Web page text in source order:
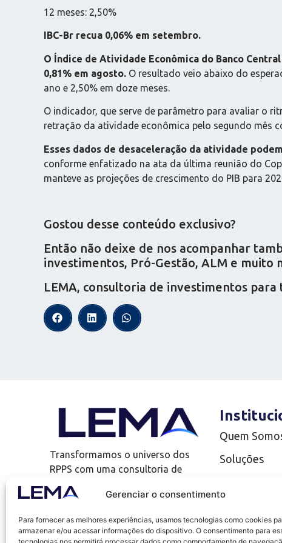
Gerenciar o consentimento
Para fornecer as melhores experiências, usamos tecnologias como cookies
armazenar e/ou acessar informações do dispositivo. O consentimento para
12 meses: 2,50%
IBC-Br recua 0,06% em setembro.
O Índice de Atividade Econômica do Banco
0,81% em agosto. O resultado veio abaixo do
ano e 2,50% em doze meses.
O indicador, que serve de parâmetro para avaliar o
retração da atividade econômica pelo segundo mês
Esses dados de desaceleração da atividade
conforme enfatizado na ata da última reunião do
manteve as projeções de crescimento do PIB para
Gostou desse conteúdo exclusivo?
Então não deixe de nos acompanhar
investimentos, Pró-Gestão, ALM e muito
LEMA, consultoria de investimentos para
Transformamos o universo dos
RPPS com uma consultoria de
investimentos que vai além!
Quem
Soluções
Uno